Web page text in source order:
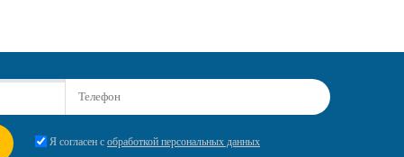
Я согласен с обработкой персональных данных